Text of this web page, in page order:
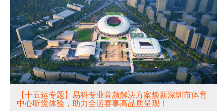
【十五运专题】易科专业音频解决方案焕新深圳市体育
中心听觉体验，助力全运赛事高品质呈现！